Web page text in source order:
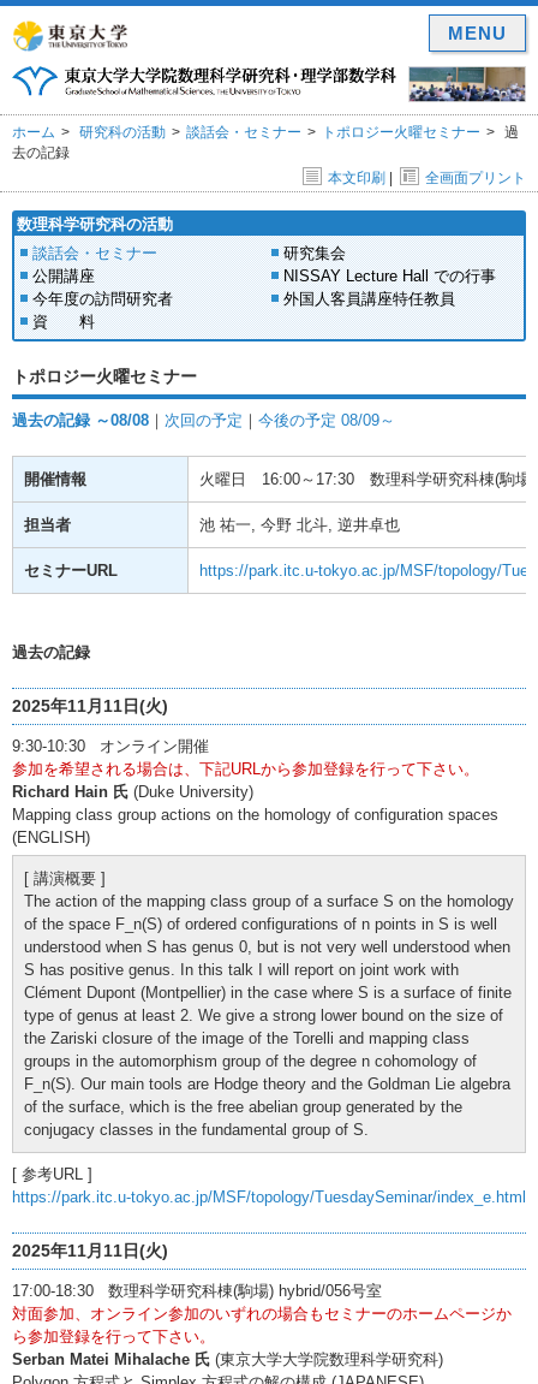
ホーム 研究科の活動 談話会・セミナー トポロジー火曜セミナー
過
去の記録
本文印刷 | 全画面プリント
数理科学研究科の活動
談話会・セミナー
研究集会
公開講座
NISSAY Lecture Hall での行事
今年度の訪問研究者
外国人客員講座特任教員
資 料
トポロジー火曜セミナー
過去の記録 ～08/08 ｜ 次回の予定 ｜ 今後の予定 08/09～
開催情報 火曜日 16:00～17:30 数理科学研究科棟(駒場
担当者 池 祐一, 今野 北斗, 逆井卓也
セミナーURL https://park.itc.u-tokyo.ac.jp/MSF/topology/
過去の記録
2025年11月11日(火)
9:30-10:30 オンライン開催
参加を希望される場合は、下記URLから参加登録を行って下さい。
Richard Hain 氏 (Duke University)
Mapping class group actions on the homology of configuration spaces
(ENGLISH)
[ 講演概要 ]
The action of the mapping class group of a surface S on the homology
of the space F_n(S) of ordered configurations of n points in S is well
understood when S has genus 0, but is not very well understood when
S has positive genus. In this talk I will report on joint work with
Clément Dupont (Montpellier) in the case where S is a surface of finite
type of genus at least 2. We give a strong lower bound on the size of
the Zariski closure of the image of the Torelli and mapping class
groups in the automorphism group of the degree n cohomology of
F_n(S). Our main tools are Hodge theory and the Goldman Lie algebra
of the surface, which is the free abelian group generated by the
conjugacy classes in the fundamental group of S.
[ 参考URL ]
https://park.itc.u-tokyo.ac.jp/MSF/topology/TuesdaySeminar/index_e.html
2025年11月11日(火)
17:00-18:30 数理科学研究科棟(駒場) hybrid/056号室
対面参加、オンライン参加のいずれの場合もセミナーのホームページか
ら参加登録を行って下さい。
Serban Matei Mihalache 氏 (東京大学大学院数理科学研究科)
MENU